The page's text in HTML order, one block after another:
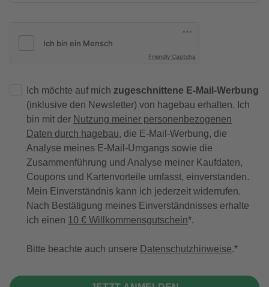
Friendly Captcha
Ich möchte auf mich zugeschnittene E-Mail-Werbung
(inklusive den Newsletter) von hagebau erhalten. Ich
bin mit der Nutzung meiner personenbezogenen
Daten durch hagebau, die E-Mail-Werbung, die
Analyse meines E-Mail-Umgangs sowie die
Zusammenführung und Analyse meiner Kaufdaten,
Coupons und Kartenvorteile umfasst, einverstanden.
Mein Einverständnis kann ich jederzeit widerrufen.
Nach Bestätigung meines Einverständnisses erhalte
ich einen 10 € Willkommensgutschein*.
Bitte beachte auch unsere Datenschutzhinweise.